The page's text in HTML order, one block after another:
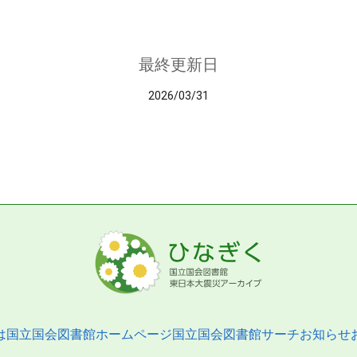
最終更新日
2026/03/31
国立国会図書館ホームページ国立国会図書館サーチお知らせ